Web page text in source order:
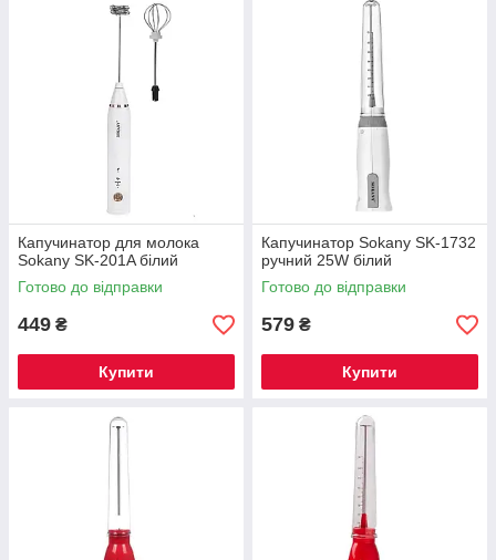
Капучинатор для молока
Sokany SK-201A білий
Готово до відправки
449 ₴
Купити
Капучинатор Sokany SK-1732
ручний 25W білий
Готово до відправки
579 ₴
Купити